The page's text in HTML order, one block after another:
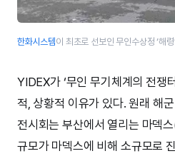
한화시스템이 최초로 선보인 무인수상정 ‘해
YIDEX가 ‘무인 무기체계의 전쟁
적, 상황적 이유가 있다. 원래 해
전시회는 부산에서 열리는 마덱
규모가 마덱스에 비해 소규모로